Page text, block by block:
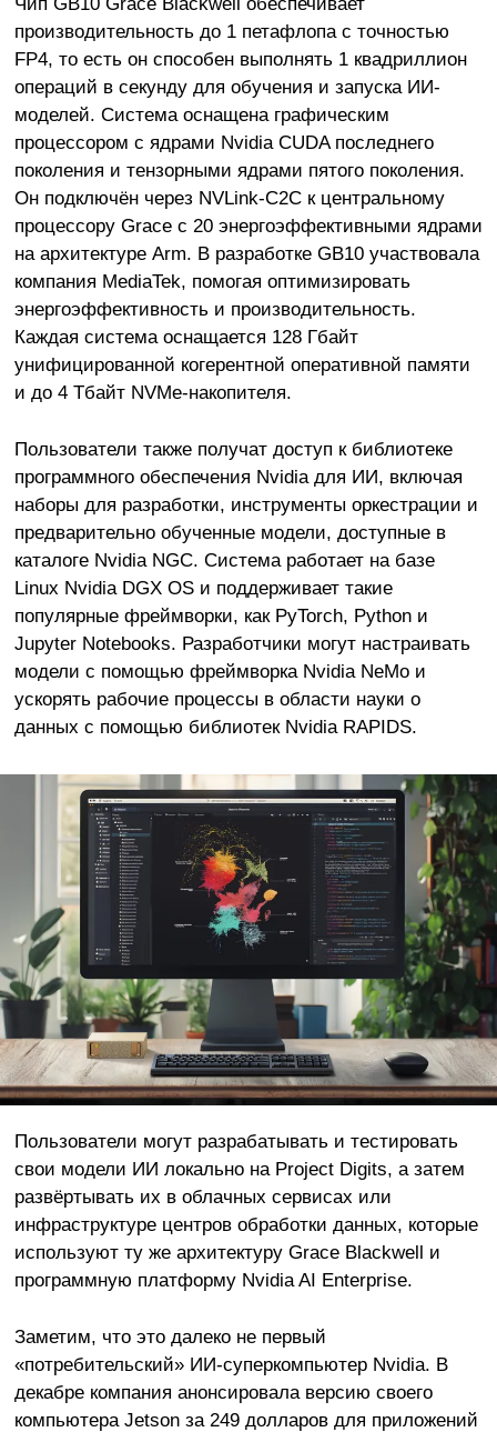
производительность до 1 петафлопа с точностью
FP4, то есть он способен выполнять 1 квадриллион
операций в секунду для обучения и запуска ИИ-
моделей. Система оснащена графическим
процессором с ядрами Nvidia CUDA последнего
поколения и тензорными ядрами пятого поколения.
Он подключён через NVLink-C2C к центральному
процессору Grace с 20 энергоэффективными ядрами
на архитектуре Arm. В разработке GB10 участвовала
компания MediaTek, помогая оптимизировать
энергоэффективность и производительность.
Каждая система оснащается 128 Гбайт
унифицированной когерентной оперативной памяти
и до 4 Тбайт NVMe-накопителя.
Пользователи также получат доступ к библиотеке
программного обеспечения Nvidia для ИИ, включая
наборы для разработки, инструменты оркестрации и
предварительно обученные модели, доступные в
каталоге Nvidia NGC. Система работает на базе
Linux Nvidia DGX OS и поддерживает такие
популярные фреймворки, как PyTorch, Python и
Jupyter Notebooks. Разработчики могут настраивать
модели с помощью фреймворка Nvidia NeMo и
ускорять рабочие процессы в области науки о
данных с помощью библиотек Nvidia RAPIDS.
Пользователи могут разрабатывать и тестировать
свои модели ИИ локально на Project Digits, а затем
развёртывать их в облачных сервисах или
инфраструктуре центров обработки данных, которые
используют ту же архитектуру Grace Blackwell и
программную платформу Nvidia AI Enterprise.
Заметим, что это далеко не первый
«потребительский» ИИ-суперкомпьютер Nvidia. В
декабре компания анонсировала версию своего
компьютера Jetson за 249 долларов для приложений